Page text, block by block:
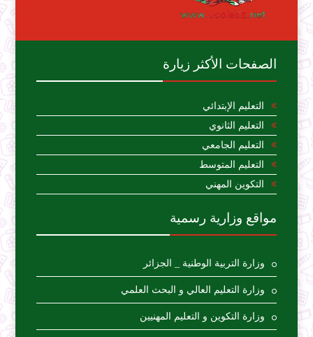
الصفحات الأكثر زيارة
التعليم الإبتدائي
التعليم الثانوي
التعليم الجامعي
التعليم المتوسط
التكوين المهني
مواقع وزارية رسمية
وزارة التربية الوطنية _ الجزائر
وزارة التعليم العالي و البحث العلمي
وزارة التكوين و التعليم المهنيين